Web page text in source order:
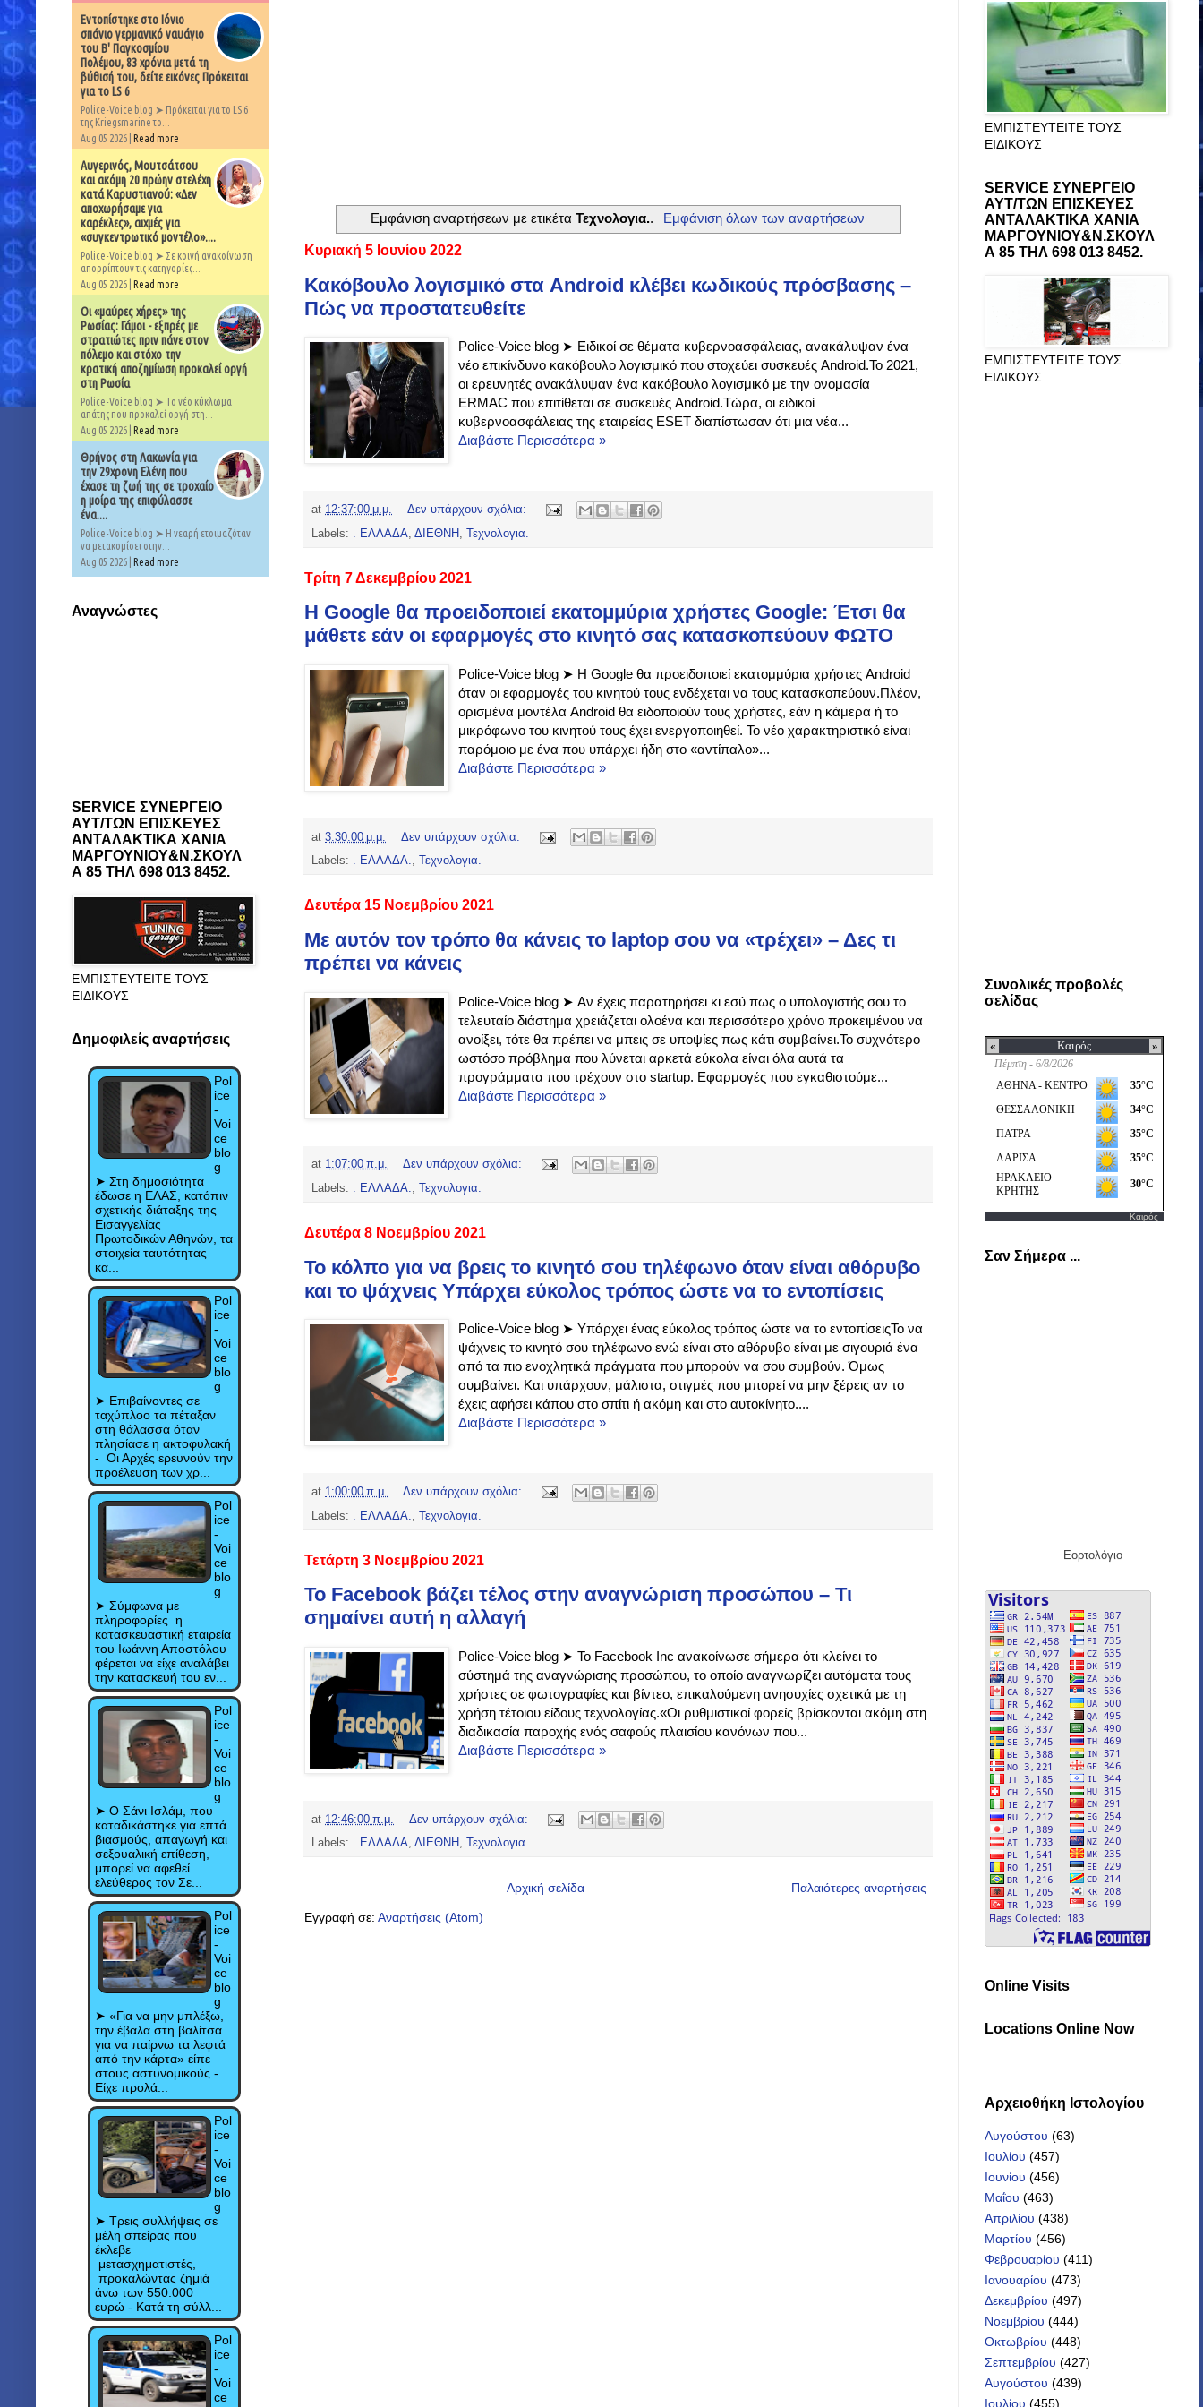
Εμφάνιση αναρτήσεων με ετικέταΤεχνολογια.. Εμφάνιση όλων των αναρτήσεων
Κυριακή 5 Ιουνίου 2022
Κακόβουλο λογισμικό στα Android κλέβει κωδικούς πρόσβασης –
Πώς να προστατευθείτε
Police-Voice blog ➤ Ειδικοί σε θέματα κυβερνοασφάλειας, ανακάλυψαν ένα
νέο επικίνδυνο κακόβουλο λογισμικό που στοχεύει συσκευές Android.Το 2021,
οι ερευνητές ανακάλυψαν ένα κακόβουλο λογισμικό με την ονομασία
ERMAC που επιτίθεται σε συσκευές Android.Τώρα, οι ειδικοί
κυβερνοασφάλειας της εταιρείας ESET διαπίστωσαν ότι μια νέα...
Διαβάστε Περισσότερα »
at 12:37:00 μ.μ.
Δεν υπάρχουν σχόλια:
Labels:
. ΕΛΛΑΔΑ ΔΙΕΘΝΗ Τεχνολογια.
Τρίτη 7 Δεκεμβρίου 2021
Η Google θα προειδοποιεί εκατομμύρια χρήστες Google: Έτσι θα
μάθετε εάν οι εφαρμογές στο κινητό σας κατασκοπεύουν ΦΩΤΟ
Police-Voice blog ➤ Η Google θα προειδοποιεί εκατομμύρια χρήστες Android
όταν οι εφαρμογές του κινητού τους ενδέχεται να τους κατασκοπεύουν.Πλέον,
ορισμένα μοντέλα Android θα ειδοποιούν τους χρήστες, εάν η κάμερα ή το
μικρόφωνο του κινητού τους έχει ενεργοποιηθεί. Το νέο χαρακτηριστικό είναι
παρόμοιο με ένα που υπάρχει ήδη στο «αντίπαλο»...
Διαβάστε Περισσότερα »
at 3:30:00 μ.μ.
Δεν υπάρχουν σχόλια:
Labels: . ΕΛΛΑΔΑ., Τεχνολογια.
Δευτέρα 15 Νοεμβρίου 2021
Με αυτόν τον τρόπο θα κάνεις το laptop σου να «τρέχει» – Δες τι
πρέπει να κάνεις
Police-Voice blog ➤ Αν έχεις παρατηρήσει κι εσύ πως ο υπολογιστής σου το
τελευταίο διάστημα χρειάζεται ολοένα και περισσότερο χρόνο προκειμένου να
ανοίξει, τότε θα πρέπει να μπεις σε υποψίες πως κάτι συμβαίνει.Το συχνότερο
ωστόσο πρόβλημα που λύνεται αρκετά εύκολα είναι όλα αυτά τα
προγράμματα που τρέχουν στο startup. Εφαρμογές που εγκαθιστούμε...
Διαβάστε Περισσότερα »
at 1:07:00 π.μ.
Δεν υπάρχουν σχόλια:
Labels: . ΕΛΛΑΔΑ., Τεχνολογια.
Δευτέρα 8 Νοεμβρίου 2021
Το κόλπο για να βρεις το κινητό σου τηλέφωνο όταν είναι αθόρυβο
και το ψάχνεις Υπάρχει εύκολος τρόπος ώστε να το εντοπίσεις
Police-Voice blog ➤ Υπάρχει ένας εύκολος τρόπος ώστε να το εντοπίσειςΤο να
ψάχνεις το κινητό σου τηλέφωνο ενώ είναι στο αθόρυβο είναι με σιγουριά ένα
από τα πιο ενοχλητικά πράγματα που μπορούν να σου συμβούν. Όμως
συμβαίνει. Και υπάρχουν, μάλιστα, στιγμές που μπορεί να μην ξέρεις αν το
έχεις αφήσει κάπου στο σπίτι ή ακόμη και στο αυτοκίνητο....
Διαβάστε Περισσότερα »
at 1:00:00 π.μ.
Δεν υπάρχουν σχόλια:
Labels:
. ΕΛΛΑΔΑ. Τεχνολογια.
Τετάρτη 3 Νοεμβρίου 2021
Το Facebook βάζει τέλος στην αναγνώριση προσώπου – Τι
σημαίνει αυτή η αλλαγή
Police-Voice blog ➤ To Facebook Inc ανακοίνωσε σήμερα ότι κλείνει το
σύστημά της αναγνώρισης προσώπου, το οποίο αναγνωρίζει αυτόματα τους
χρήστες σε φωτογραφίες και βίντεο, επικαλούμενη ανησυχίες σχετικά με τη
χρήση τέτοιου είδους τεχνολογίας.«Οι ρυθμιστικοί φορείς βρίσκονται ακόμη στη
διαδικασία παροχής ενός σαφούς πλαισίου κανόνων που...
Διαβάστε Περισσότερα »
at 12:46:00 π.μ.
Δεν υπάρχουν σχόλια:
Labels: . ΕΛΛΑΔΑ, ΔΙΕΘΝΗ , Τεχνολογια.
Παλαιότερες αναρτήσεις
Αρχική σελίδα
Εγγραφή σε: Αναρτήσεις (Atom)
Εντοπίστηκε στο Ιόνιο
σπάνιο γερμανικό ναυάγιο
του Β' Παγκοσμίου
Πολέμου, 83 χρόνια μετά τη
βύθισή του, δείτε εικόνες Πρόκειται
για το LS 6
Police-Voice blog ➤ Πρόκειται για το LS 6
της Kriegsmarine το...
Aug 05 2026 | Read more
Αυγερινός, Μουτσάτσου
και ακόμη 20 πρώην στελέχη
κατά Καρυστιανού: «Δεν
αποχωρήσαμε για
καρέκλες», αιχμές για
«συγκεντρωτικό μοντέλο»....
Police-Voice blog ➤ Σε κοινή ανακοίνωση
απορρίπτουν τις κατηγορίες...
Aug 05 2026 | Read more
Οι «μαύρες χήρες» της
Ρωσίας: Γάμοι - εξπρές με
στρατιώτες πριν πάνε στον
πόλεμο και στόχο την
κρατική αποζημίωση προκαλεί οργή
στη Ρωσία
Police-Voice blog ➤ Το νέο κύκλωμα
απάτης που προκαλεί οργή στη...
Aug 05 2026 | Read more
Θρήνος στη Λακωνία για
την 29χρονη Ελένη που
έχασε τη ζωή της σε τροχαίο
η μοίρα της επιφύλασσε
ένα....
Police-Voice blog ➤ Η νεαρή ετοιμαζόταν
να μετακομίσει στην...
Aug 05 2026 | Read more
Αναγνώστες
SERVICE ΣΥΝΕΡΓΕΙΟ
ΑΥΤ/ΤΩΝ ΕΠΙΣΚΕΥΕΣ
ΑΝΤΑΛΑΚΤΙΚΑ ΧΑΝΙΑ
ΜΑΡΓΟΥΝΙΟΥ&Ν.ΣΚΟΥΛ
Α 85 ΤΗΛ 698 013 8452.
ΕΜΠΙΣΤΕΥΤΕΙΤΕ ΤΟΥΣ
ΕΙΔΙΚΟΥΣ
Δημοφιλείς αναρτήσεις
Pol
ice
-
Voi
ce
blo
g
➤ Στη δημοσιότητα
έδωσε η ΕΛΑΣ, κατόπιν
σχετικής διάταξης της
Εισαγγελίας
Πρωτοδικών Αθηνών, τα
στοιχεία ταυτότητας
κα...
Pol
ice
-
Voi
ce
blo
g
➤ Eπιβαίνοντες σε
ταχύπλοο τα πέταξαν
στη θάλασσα όταν
πλησίασε η ακτοφυλακή
- Οι Αρχές ερευνούν την
προέλευση των χρ...
Pol
ice
-
Voi
ce
blo
g
➤ Σύμφωνα με
πληροφορίες η
κατασκευαστική εταιρεία
του Ιωάννη Αποστόλου
φέρεται να είχε αναλάβει
την κατασκευή του εν...
Pol
ice
-
Voi
ce
blo
g
➤ Ο Σάνι Ισλάμ, που
καταδικάστηκε για επτά
βιασμούς, απαγωγή και
σεξουαλική επίθεση,
μπορεί να αφεθεί
ελεύθερος τον Σε...
Pol
ice
-
Voi
ce
blo
g
➤ «Για να μην μπλέξω,
την έβαλα στη βαλίτσα
για να παίρνω τα λεφτά
από την κάρτα» είπε
στους αστυνομικούς -
Είχε προλά...
Pol
ice
-
Voi
ce
blo
g
➤ Τρεις συλλήψεις σε
μέλη σπείρας που
έκλεβε
μετασχηματιστές,
προκαλώντας ζημιά
άνω των 550.000
ευρώ - Κατά τη σύλλ...
Pol
ice
-
Voi
ce
ΕΜΠΙΣΤΕΥΤΕΙΤΕ ΤΟΥΣ
ΕΙΔΙΚΟΥΣ
SERVICE ΣΥΝΕΡΓΕΙΟ
ΑΥΤ/ΤΩΝ ΕΠΙΣΚΕΥΕΣ
ΑΝΤΑΛΑΚΤΙΚΑ ΧΑΝΙΑ
ΜΑΡΓΟΥΝΙΟΥ&Ν.ΣΚΟΥΛ
Α 85 ΤΗΛ 698 013 8452.
ΕΜΠΙΣΤΕΥΤΕΙΤΕ ΤΟΥΣ
ΕΙΔΙΚΟΥΣ
Συνολικές προβολές
σελίδας
Καιρός
Σαν Σήμερα ...
Εορτολόγιο
Online Visits
Locations Online Now
Αρχειοθήκη Iστολογίου
Αυγούστου (63)
Ιουλίου (457)
Ιουνίου (456)
Μαΐου (463)
Απριλίου (438)
Μαρτίου (456)
Φεβρουαρίου (411)
Ιανουαρίου (473)
Δεκεμβρίου (497)
Νοεμβρίου (444)
Οκτωβρίου (448)
Σεπτεμβρίου (427)
Αυγούστου (439)
Ιουλίου (455)